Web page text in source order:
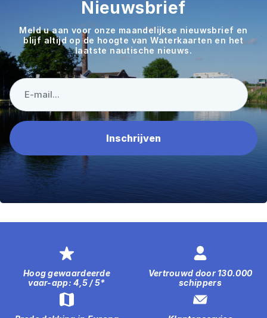
Nieuwsbrief
Meld u aan voor onze maandelijkse nieuwsbrief en
blijf altijd op de hoogte van Waterkaarten en het
laatste nautische nieuws.
Hoog gewaardeerde
vaar-app: 4,5 / 5*
Vertrouwd door 130.000
schippers